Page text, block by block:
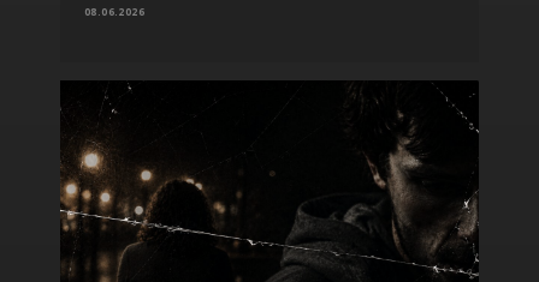
08.06.2026